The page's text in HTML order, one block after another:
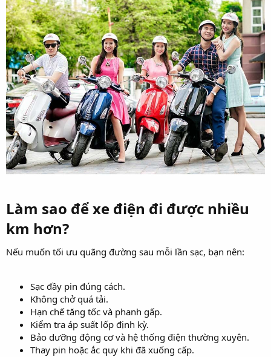
Làm sao để xe điện đi được nhiều
km hơn?
Nếu muốn tối ưu quãng đường sau mỗi lần sạc, bạn nên:
Sạc đầy pin đúng cách.
Không chở quá tải.
Hạn chế tăng tốc và phanh gấp.
Kiểm tra áp suất lốp định kỳ.
Bảo dưỡng động cơ và hệ thống điện thường xuyên.
Thay pin hoặc ắc quy khi đã xuống cấp.